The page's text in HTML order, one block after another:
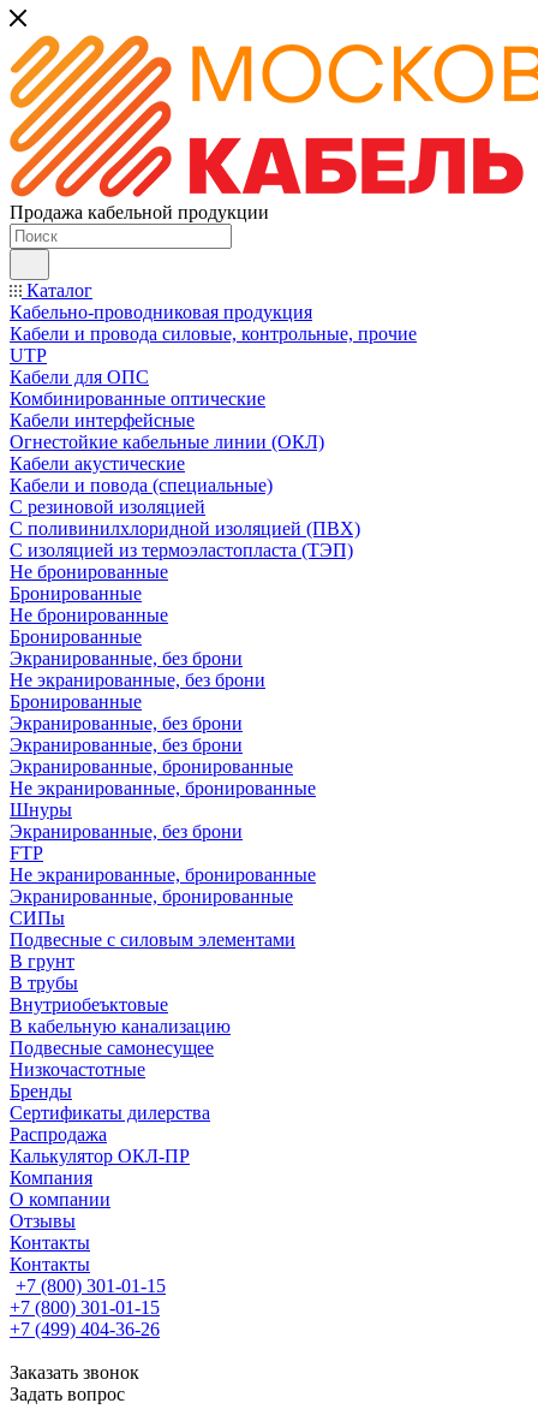
Продажа кабельной продукции
Каталог
Кабельно-проводниковая продукция
Кабели и провода силовые, контрольные, прочие
UTP
Кабели для ОПС
Комбинированные оптические
Кабели интерфейсные
Огнестойкие кабельные линии (ОКЛ)
Кабели акустические
Кабели и повода (специальные)
С резиновой изоляцией
С поливинилхлоридной изоляцией (ПВХ)
С изоляцией из термоэластопласта (ТЭП)
Не бронированные
Бронированные
Не бронированные
Бронированные
Экранированные, без брони
Не экранированные, без брони
Бронированные
Экранированные, без брони
Экранированные, без брони
Экранированные, бронированные
Не экранированные, бронированные
Шнуры
Экранированные, без брони
FTP
Не экранированные, бронированные
Экранированные, бронированные
СИПы
Подвесные с силовым элементами
В грунт
В трубы
Внутриобеъктовые
В кабельную канализацию
Подвесные самонесущее
Низкочастотные
Бренды
Сертификаты дилерства
Распродажа
Калькулятор ОКЛ-ПР
Компания
О компании
Отзывы
Контакты
Контакты
+7 (800) 301-01-15
+7 (800) 301-01-15
+7 (499) 404-36-26
Заказать звонок
Задать вопрос